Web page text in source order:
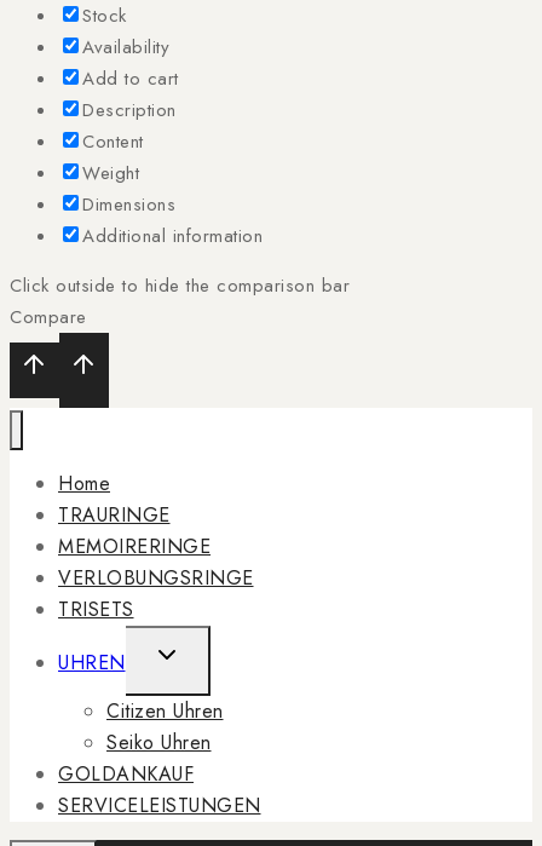
Stock
Availability
Add to cart
Description
Content
Weight
Dimensions
Additional information
Click outside to hide the comparison bar
Compare
Home
TRAURINGE
MEMOIRERINGE
VERLOBUNGSRINGE
TRISETS
UHREN
TOGGLE
CHILD
MENU
Citizen Uhren
Seiko Uhren
GOLDANKAUF
SERVICELEISTUNGEN